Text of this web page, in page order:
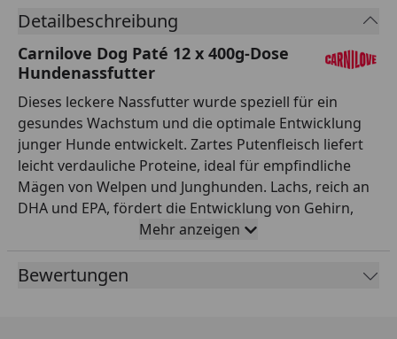
Detailbeschreibung
Carnilove Dog Paté 12 x 400g-Dose
Hundenassfutter
Dieses leckere Nassfutter wurde speziell für ein
gesundes Wachstum und die optimale Entwicklung
junger Hunde entwickelt. Zartes Putenfleisch liefert
leicht verdauliche Proteine, ideal für empfindliche
Mägen von Welpen und Junghunden. Lachs, reich an
DHA und EPA, fördert die Entwicklung von Gehirn,
Sehvermögen und Koordination. Antioxidantien aus
der schwarzen Johannisbeere stärken das
Immunsystem während Erbsenmehl und
Mehr anzeigen
Bewertungen